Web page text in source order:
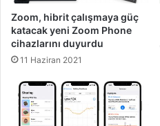
Zoom, hibrit çalışmaya güç
katacak yeni Zoom Phone
cihazlarını duyurdu
11 Haziran 2021